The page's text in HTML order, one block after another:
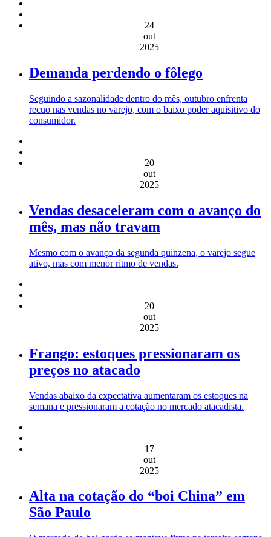
24
out
2025
Demanda perdendo o fôlego
Seguindo a sazonalidade dentro do mês, outubro enfrenta
recuo nas vendas no varejo, com o baixo poder aquisitivo do
consumidor.
20
out
2025
Vendas desaceleram com o avanço do
mês, mas não travam
Mesmo com o avanço da segunda quinzena, o varejo segue
ativo, mas com menor ritmo de vendas.
20
out
2025
Frango: estoques pressionaram os
preços no atacado
Vendas abaixo da expectativa aumentaram os estoques na
semana e pressionaram a cotação no mercado atacadista.
17
out
2025
Alta na cotação do “boi China” em
São Paulo